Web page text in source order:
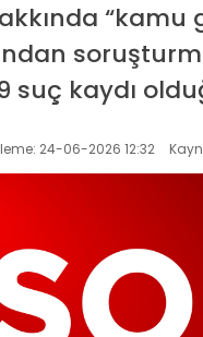
“kamu
suç kaydı
24-06-2026 12:32